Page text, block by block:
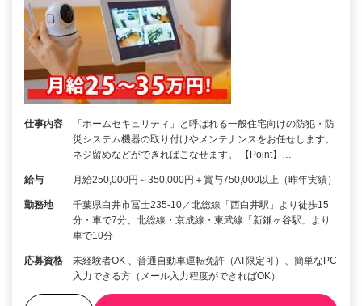
仕事内容
「ホームセキュリティ」と呼ばれる一般住宅向けの防犯・防
災システム機器の取り付けやメンテナンスをお任せします。
ネジ留めなどができればこなせます。 【Point】…
給与 月給250,000円～350,000円＋賞与750,000以上（昨年実績）
勤務地
千葉県白井市冨士235-10／北総線「西白井駅」より徒歩15
分・車で7分、北総線・京成線・東武線「新鎌ヶ谷駅」より
車で10分
応募資格
未経験者OK 、普通自動車運転免許（AT限定可）、簡単なPC
入力できる方（メール入力程度ができればOK）